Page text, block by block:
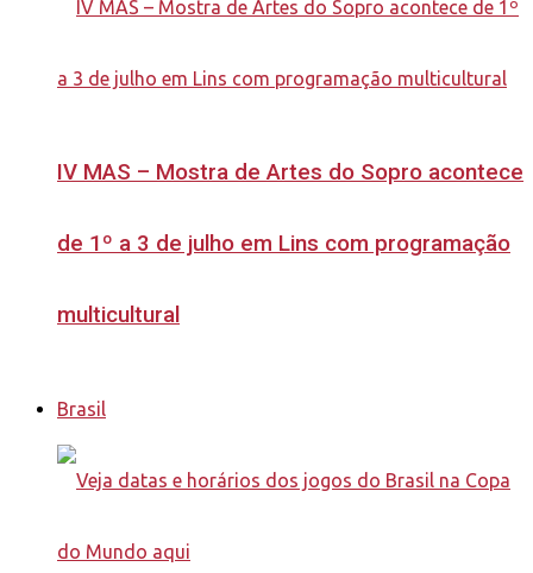
IV MAS – Mostra de Artes do Sopro acontece
de 1º a 3 de julho em Lins com programação
multicultural
Brasil